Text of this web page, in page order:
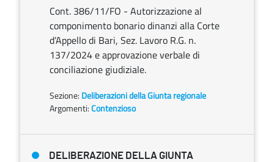
Cont. 386/11/FO - Autorizzazione al
componimento bonario dinanzi alla Corte
d’Appello di Bari, Sez. Lavoro R.G. n.
137/2024 e approvazione verbale di
conciliazione giudiziale.
Sezione: Deliberazioni della Giunta regionale
Argomenti:Contenzioso
DELIBERAZIONE DELLA GIUNTA